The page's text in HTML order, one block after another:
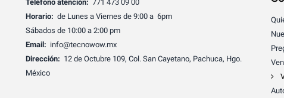
Teléfono atención: 771 473 09 00
Horario: de Lunes a Viernes de 9:00 a 6pm
Sábados de 10:00 a 2:00 pm
Email: info@tecnowow.mx
Dirección: 12 de Octubre 109, Col. San Cayetano, Pachuca, Hgo.
México